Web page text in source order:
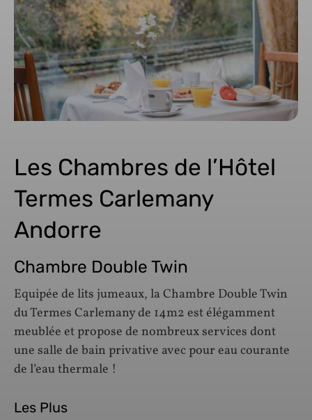
Les Chambres de l’Hôtel
Termes Carlemany
Andorre
Chambre Double Twin
Equipée de lits jumeaux, la Chambre Double Twin
du Termes Carlemany de 14m2 est élégamment
meublée et propose de nombreux services dont
une salle de bain privative avec pour eau courante
de l’eau thermale !
Les Plus